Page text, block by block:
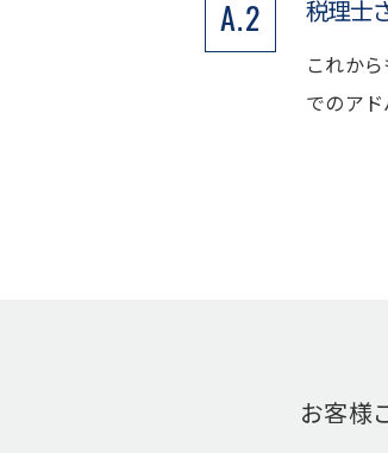
A.2 税理士
これか
でのア
お客様